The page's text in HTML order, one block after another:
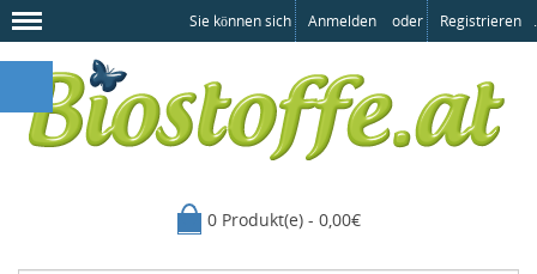
Sie können sich Anmelden oder Registrieren .
0 Produkt(e) - 0,00€